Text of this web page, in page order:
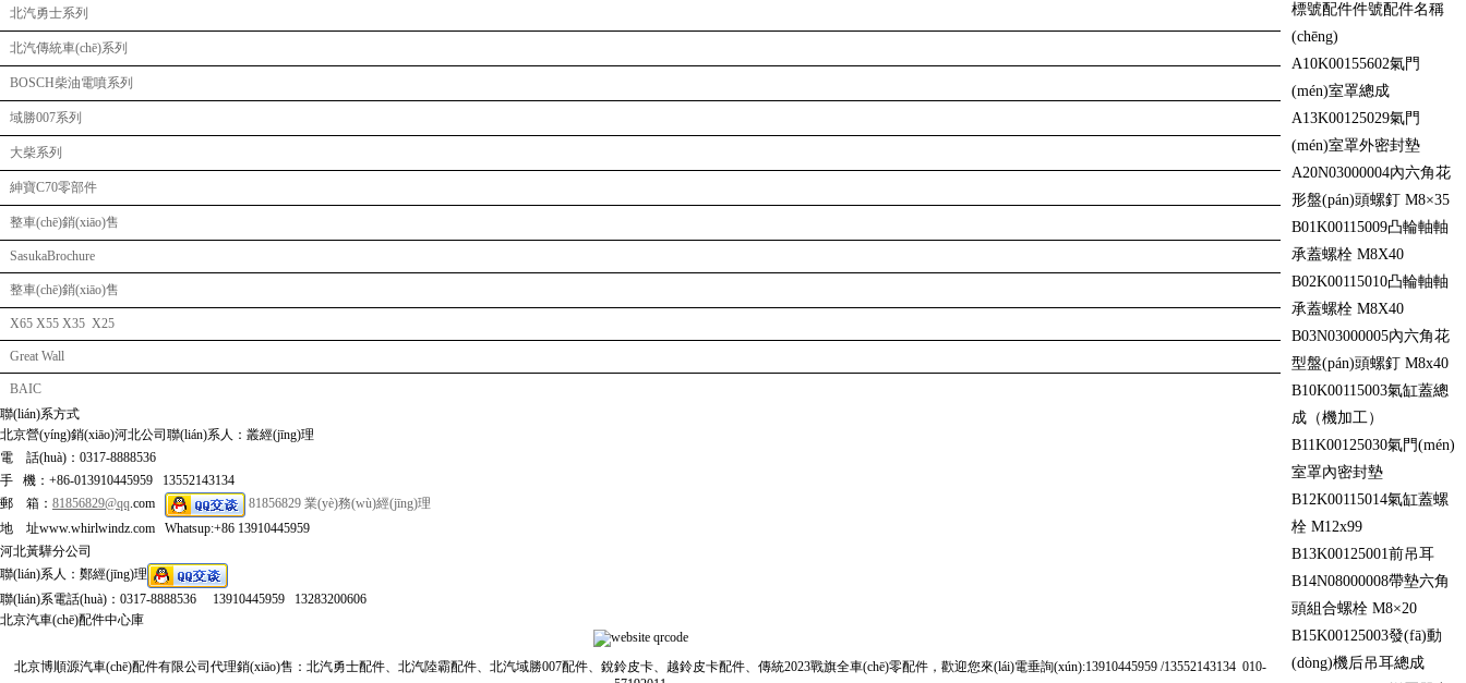
北汽勇士系列
北汽傳統車(chē)系列
BOSCH柴油電噴系列
域勝007系列
大柴系列
紳寶C70零部件
整車(chē)銷(xiāo)售
SasukaBrochure
整車(chē)銷(xiāo)售
X65 X55 X35 X25
Great Wall
BAIC
聯(lián)系方式
北京營(yíng)銷(xiāo)河北公司聯(lián)系人：叢經(jīng)理
電 話(huà)：0317-8888536
手 機：+86-013910445959 13552143134
郵 箱： 81856829@qq.com 81856829 業(yè)務(wù)經(jīng)理
地 址www.whirlwindz.com Whatsup:+86 13910445959
河北黃驊分公司
聯(lián)系人：鄭經(jīng)理
聯(lián)系電話(huà)：0317-8888536 13910445959 13283200606
北京汽車(chē)配件中心庫
北京博順源汽車(chē)配件有限公司代理銷(xiāo)售：北汽勇士配件、北汽陸霸配件、北汽域勝007配件、銳鈴皮卡、越鈴皮卡配件、傳統2023戰旗全車(chē)零配件，歡迎您來(lái)電垂詢(xún):13910445959 /13552143134 010-
標號配件件號配件名稱
(chēng)
A10K00155602氣門
(mén)室罩總成
A13K00125029氣門
(mén)室罩外密封墊
A20N03000004內六角花
形盤(pán)頭螺釘 M8×35
B01K00115009凸輪軸軸
承蓋螺栓 M8X40
B02K00115010凸輪軸軸
承蓋螺栓 M8X40
B03N03000005內六角花
型盤(pán)頭螺釘 M8x40
B10K00115003氣缸蓋總
成（機加工）
B11K00125030氣門(mén)
室罩內密封墊
B12K00115014氣缸蓋螺
栓 M12x99
B13K00125001前吊耳
B14N08000008帶墊六角
頭組合螺栓 M8×20
B15K00125003發(fā)動
(dòng)機后吊耳總成